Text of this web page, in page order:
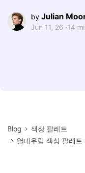
by Julian
Jun 11, 26 ·14
Blog
색상 팔레트
열대우림 색상 팔레